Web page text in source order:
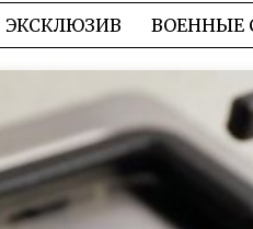
ЭКСКЛЮЗИВ ВОЕННЫЕ